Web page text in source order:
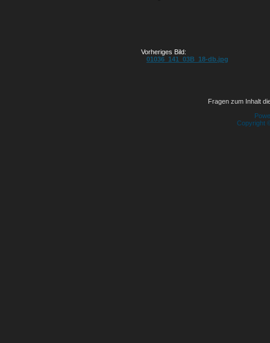
Vorheriges Bild:
01036_141_03B_18-db.jpg
Fragen zum Inhalt
Copyright